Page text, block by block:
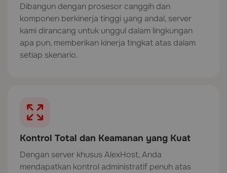
Dibangun dengan prosesor canggih dan
komponen berkinerja tinggi yang andal, server
kami dirancang untuk unggul dalam lingkungan
apa pun, memberikan kinerja tingkat atas dalam
setiap skenario.
Kontrol Total dan Keamanan yang Kuat
Dengan server khusus AlexHost, Anda
mendapatkan kontrol administratif penuh atas